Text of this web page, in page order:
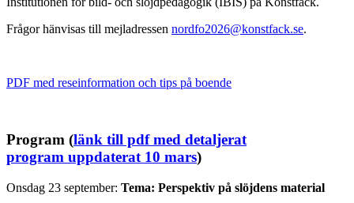
Frågor hänvisas till mejladressen nordfo2026@konstfack.se.
PDF med reseinformation och tips på boende
Program (länk till pdf med detaljerat
program uppdaterat 10 mars)
Onsdag 23 september: Tema: Perspektiv på slöjdens material